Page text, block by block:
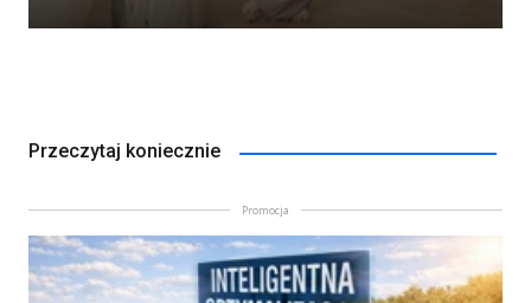
Przeczytaj koniecznie
Promocja